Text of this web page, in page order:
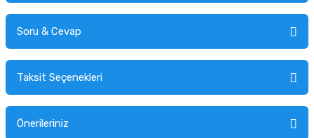
Ürünü Satın Al ve Yorumla
Soru & Cevap
Taksit Seçenekleri
Önerileriniz